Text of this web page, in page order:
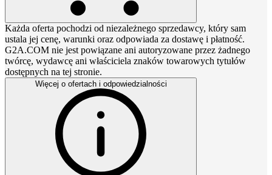
Każda oferta pochodzi od niezależnego sprzedawcy, który sam
ustala jej cenę, warunki oraz odpowiada za dostawę i płatność.
G2A.COM nie jest powiązane ani autoryzowane przez żadnego
twórcę, wydawcę ani właściciela znaków towarowych tytułów
dostępnych na tej stronie.
Więcej o ofertach i odpowiedzialności